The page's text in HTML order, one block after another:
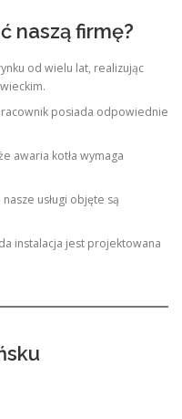
naszą firmę?
od wielu lat, realizując
posiada odpowiednie
awaria kotła wymaga
usługi objęte są
instalacja jest projektowana